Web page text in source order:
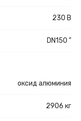
230 В
DN150 "
оксид алюминия
2906 кг